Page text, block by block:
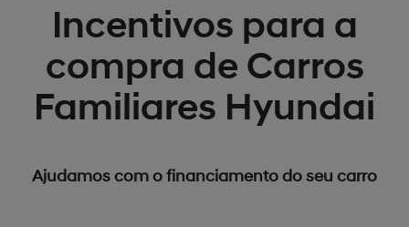
Incentivos para a
compra de Carros
Familiares Hyundai
Ajudamos com o financiamento do seu carro